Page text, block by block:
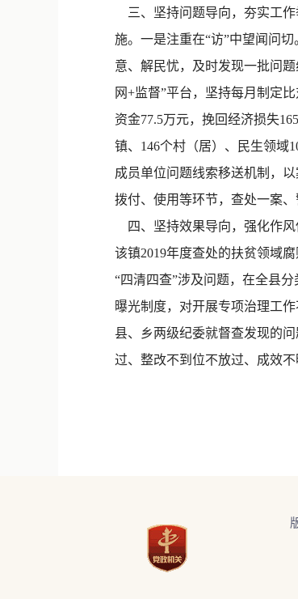
三、坚持问题导向，夯实工作
施。一是注重在“访”中望闻问
意、解民忧，及时发现一批问
网+监督”平台，坚持每月制定
资金77.5万元，挽回经济损失
镇、146个村（居）、民生领域
成员单位问题线索移送机制，
拨付、使用等环节，查处一案、
四、坚持效果导向，强化作风
该镇2019年度查处的扶贫领域
“四清四查”涉及问题，在全县
曝光制度，对开展专项治理工
县、乡两级纪委就督查发现的
过、整改不到位不放过、成效